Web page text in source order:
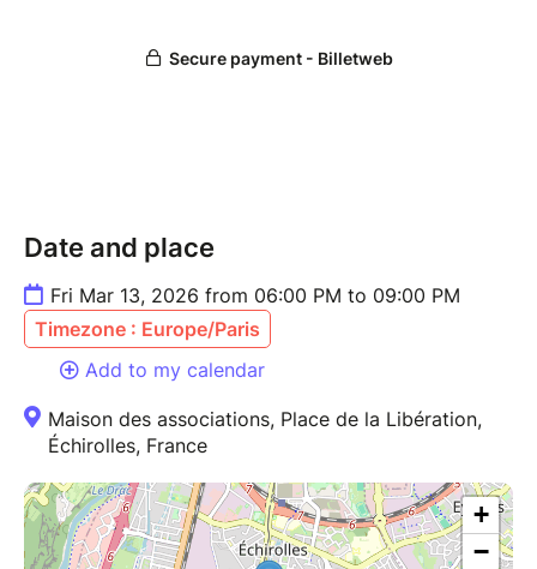
Date and place
Fri Mar 13, 2026 from 06:00 PM to 09:00 PM
Timezone : Europe/Paris
Add to my calendar
Maison des associations, Place de la Libération,
Échirolles, France
+
−